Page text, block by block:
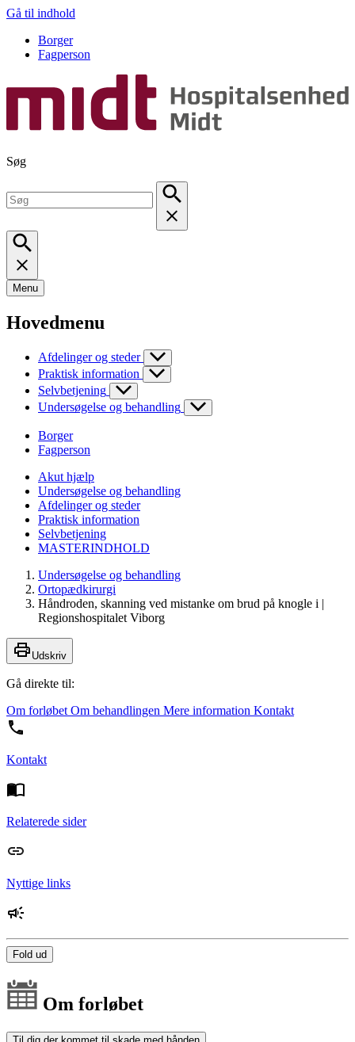
Gå til indhold
Borger
Fagperson
Søg
Menu
Hovedmenu
Afdelinger og steder
Praktisk information
Selvbetjening
Undersøgelse og behandling
Borger
Fagperson
Akut hjælp
Undersøgelse og behandling
Afdelinger og steder
Praktisk information
Selvbetjening
MASTERINDHOLD
Undersøgelse og behandling
Ortopædkirurgi
Håndroden, skanning ved mistanke om brud på knogle i |
Regionshospitalet Viborg
Udskriv
Gå direkte til:
Om forløbet Om behandlingen Mere information Kontakt
Kontakt
Relaterede sider
Nyttige links
Fold ud
Om forløbet